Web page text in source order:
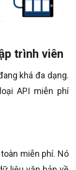
trình viên
khá đa dạng.
API miễn phí
miễn phí. Nó